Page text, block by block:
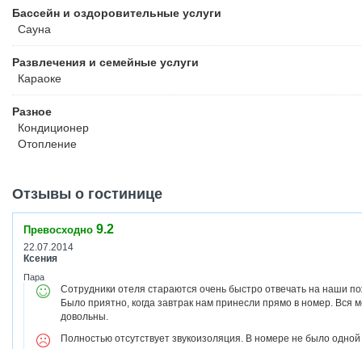
Бассейн и оздоровительные услуги
Сауна
Развлечения и семейные услуги
Караоке
Разное
Кондиционер
Отопление
Отзывы о гостинице
Превосходно 9.2
22.07.2014
Ксения
Пара
Сотрудники отеля стараются очень быстро отвечать на наши
Было приятно, когда завтрак нам принесли прямо в номер. Вся
довольны.
Полностью отсутствует звукоизоляция. В номере не было